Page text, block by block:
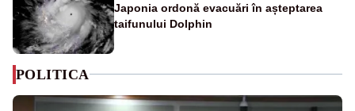
Japonia ordonă evacuări în așteptarea
taifunului Dolphin
POLITICA